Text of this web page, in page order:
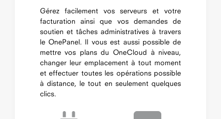
Gérez facilement vos serveurs et votre
facturation ainsi que vos demandes de
soutien et tâches administratives à travers
le OnePanel. Il vous est aussi possible de
mettre vos plans du OneCloud à niveau,
changer leur emplacement à tout moment
et effectuer toutes les opérations possible
à distance, le tout en seulement quelques
clics.